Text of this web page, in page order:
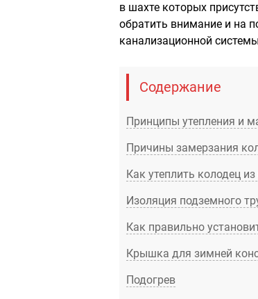
в шахте которых
обратить внимание и на
канализационной
Содержание
Принципы утепления и
Причины замерзания
Как утеплить колодец
Изоляция подземного
Как правильно
Крышка для зимней
Подогрев